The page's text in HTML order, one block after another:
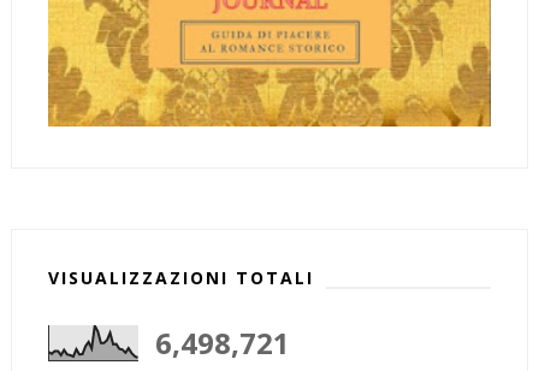
VISUALIZZAZIONI TOTALI
6,498,721